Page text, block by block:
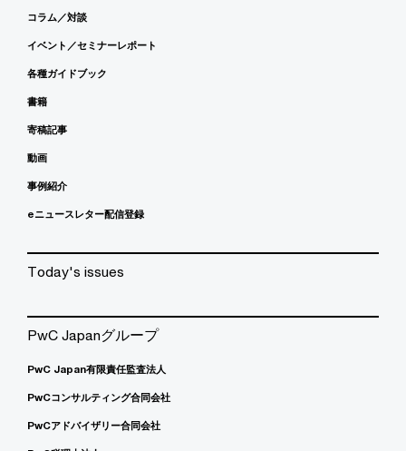
コラム／対談
イベント／セミナーレポート
各種ガイドブック
書籍
寄稿記事
動画
事例紹介
eニュースレター配信登録
Today's issues
PwC Japanグループ
PwC Japan有限責任監査法人
PwCコンサルティング合同会社
PwCアドバイザリー合同会社